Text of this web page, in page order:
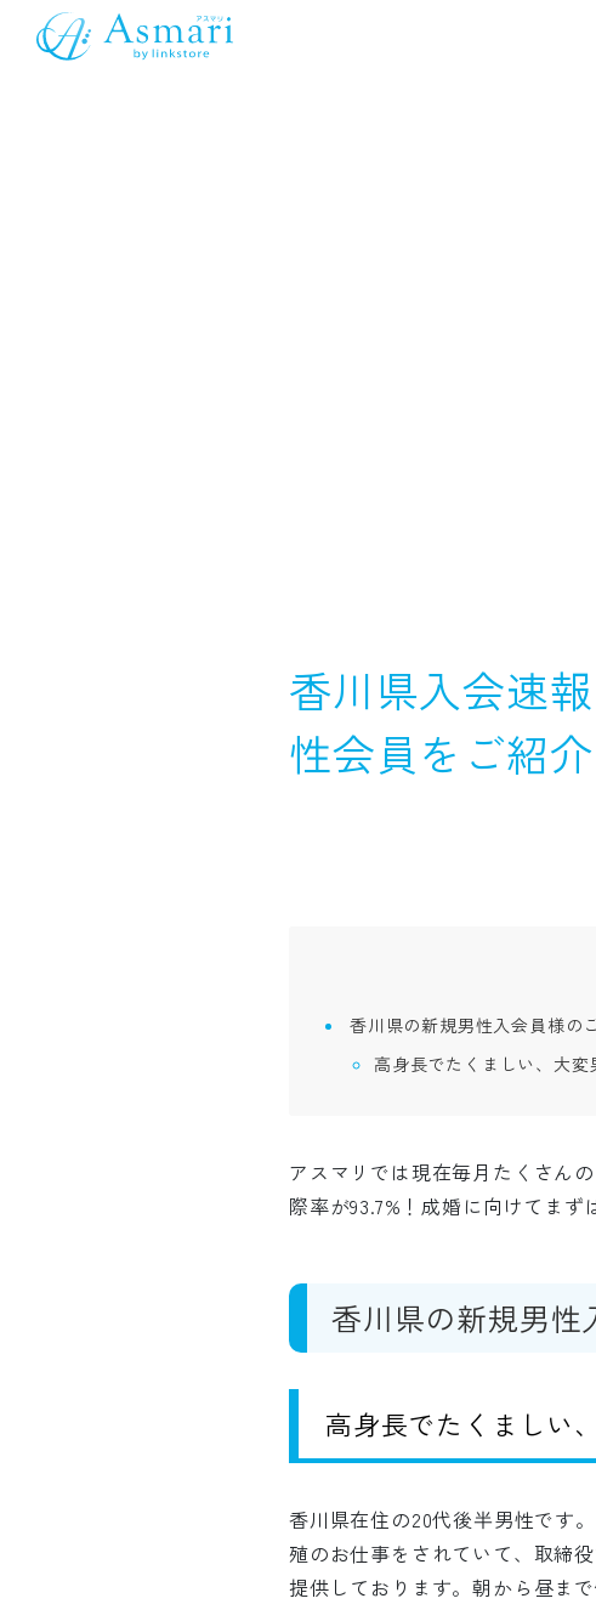
香川県入会速
性会員をご紹介
香川県の新規男性入会員様の
高身長でたくましい、大変
アスマリでは現在毎月たくさん
際率が93.7%！成婚に向けてまず
香川県の新規男性
高身長でたくましい
香川県在住の20代後半男性です
殖のお仕事をされていて、取締
提供しております。朝から昼ま